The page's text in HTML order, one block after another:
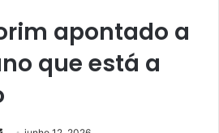
apontado a
que está a